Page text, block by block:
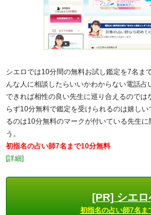
シエロでは10分間の無料お試し鑑定を7名ま
んな人に相談したらいいかわからない電話
できれば相性の良い先生に巡り合えるので
らず10分無料で鑑定を受けられるのは嬉し
るのは10分無料のマークが付いている先生
う。
初指名の占い師7名まで10分無料
[詳細]
[PR] シエ
初指名の占い師7名ま